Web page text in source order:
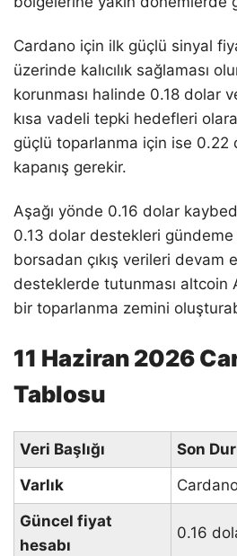
Cardano için ilk güçlü sinyal
üzerinde kalıcılık sağlaması
korunması halinde 0.18 dolar
kısa vadeli tepki hedefleri
güçlü toparlanma için ise 0.22
kapanış gerekir.
Aşağı yönde 0.16 dolar
0.13 dolar destekleri
borsadan çıkış verileri devam
desteklerde tutunması altcoin
bir toparlanma zemini
11 Haziran 2026
Tablosu
Veri Başlığı
Son
Varlık
Güncel fiyat
hesabı
0.16